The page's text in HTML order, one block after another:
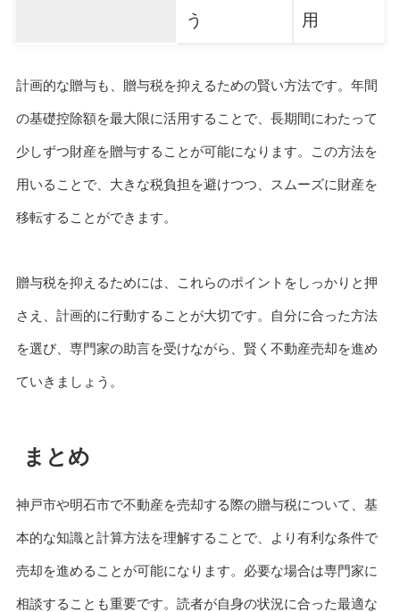
う
用
計画的な贈与も、贈与税を抑えるための賢い方法です。年間
の基礎控除額を最大限に活用することで、長期間にわたって
少しずつ財産を贈与することが可能になります。この方法を
用いることで、大きな税負担を避けつつ、スムーズに財産を
移転することができます。
贈与税を抑えるためには、これらのポイントをしっかりと押
さえ、計画的に行動することが大切です。自分に合った方法
を選び、専門家の助言を受けながら、賢く不動産売却を進め
ていきましょう。
まとめ
神戸市や明石市で不動産を売却する際の贈与税について、基
本的な知識と計算方法を理解することで、より有利な条件で
売却を進めることが可能になります。必要な場合は専門家に
相談することも重要です。読者が自身の状況に合った最適な